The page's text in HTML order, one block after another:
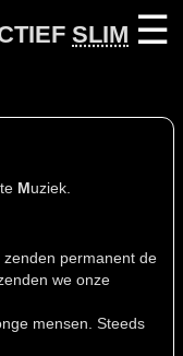
SLIM ☰
Muziek.
zenden permanent de
we onze
mensen. Steeds